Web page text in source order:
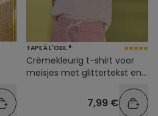
TAPE À L'OEIL ®
Crèmekleurig t-shirt voor
meisjes met glittertekst en
7,99 €